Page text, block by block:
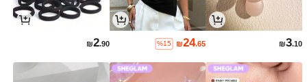
₪3.10
₪24.65
%15
₪2.90